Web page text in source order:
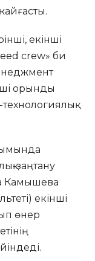
екінші
crew» би
орынды
заңтану
Камышева
екінші
өнер